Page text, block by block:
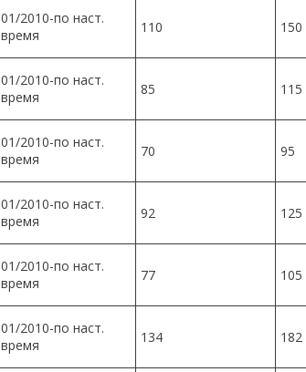
01/2010-по наст.
время
110 150
01/2010-по наст.
время
85 115
01/2010-по наст.
время
70 95
01/2010-по наст.
время
92 125
01/2010-по наст.
время
77 105
01/2010-по наст.
время
134 182